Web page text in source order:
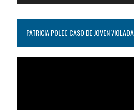
PATRICIA POLEO CASO DE JOVEN VIOLADA